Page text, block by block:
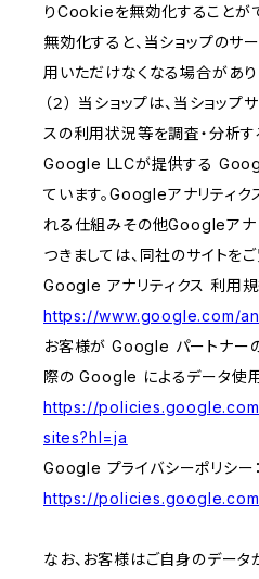
りCookieを無効化することが
無効化すると、当ショップのサ
用いただけなくなる場合があり
（２） 当ショップは、当ショッ
スの利用状況等を調査・分析
Google LLCが提供する
ています。Googleアナリティク
れる仕組みその他Googleアナ
つきましては、同社のサイトをご
Google アナリティクス 利用規
https://www.google.com/
お客様が Google パートナー
際の Google によるデータ使用
https://
sites?hl=ja
Google プライバシーポリシー：
https://
なお、お客様はご自身のデー